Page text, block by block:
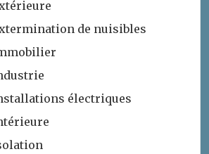
de nuisibles
électriques